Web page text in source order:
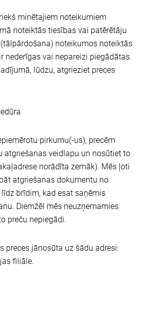
minētajiem noteikumiem
noteiktās tiesības vai patērētāju
noteikumos noteiktās
nederīgas vai nepareizi piegādātas.
lūdzu, atgrieziet preces
pirkumu(-us), precēm
atgriešanas veidlapu un nosūtiet to
norādīta zemāk). Mēs ļoti
atgriešanas dokumentu no
brīdim, kad esat saņēmis
Diemžēl mēs neuzņemamies
preču nepiegādi.
preces jānosūta uz šādu adresi:
filiāle.